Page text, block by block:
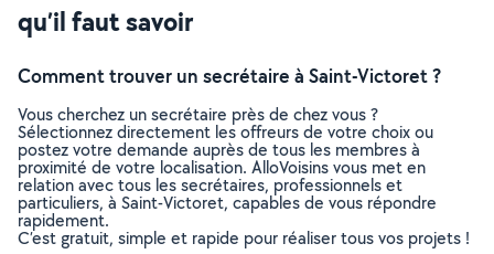
qu’il faut savoir
Comment trouver un secrétaire à Saint-Victoret ?
Vous cherchez un secrétaire près de chez vous ?
Sélectionnez directement les offreurs de votre choix ou
postez votre demande auprès de tous les membres à
proximité de votre localisation. AlloVoisins vous met en
relation avec tous les secrétaires, professionnels et
particuliers, à Saint-Victoret, capables de vous répondre
rapidement.
C’est gratuit, simple et rapide pour réaliser tous vos projets !